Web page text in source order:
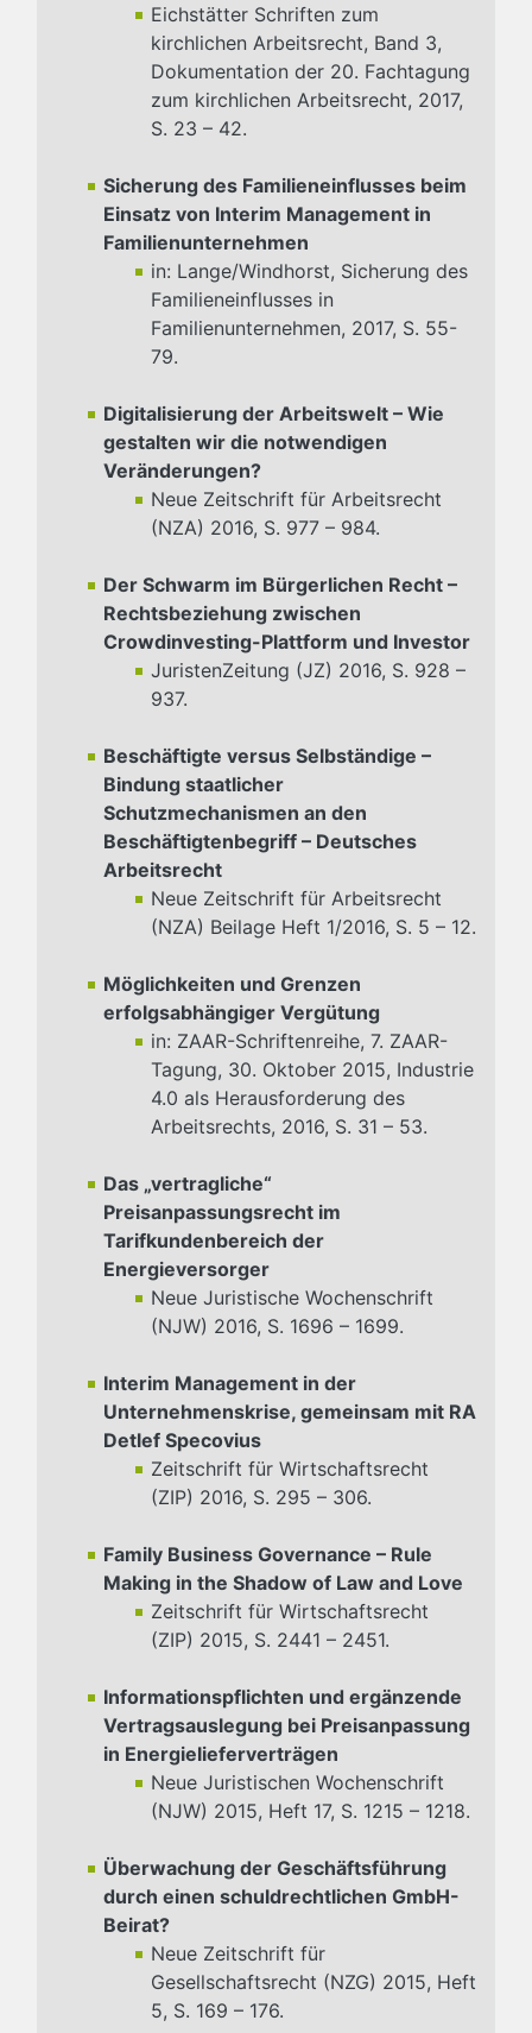
Eichstätter Schriften zum
kirchlichen Arbeitsrecht, Band 3,
Dokumentation der 20. Fachtagung
zum kirchlichen Arbeitsrecht, 2017,
S. 23 – 42.
Sicherung des Familieneinflusses beim
Einsatz von Interim Management in
Familienunternehmen
in: Lange/Windhorst, Sicherung des
Familieneinflusses in
Familienunternehmen, 2017, S. 55-
79.
Digitalisierung der Arbeitswelt – Wie
gestalten wir die notwendigen
Veränderungen?
Neue Zeitschrift für Arbeitsrecht
(NZA) 2016, S. 977 – 984.
Der Schwarm im Bürgerlichen Recht –
Rechtsbeziehung zwischen
Crowdinvesting-Plattform und Investor
JuristenZeitung (JZ) 2016, S. 928 –
937.
Beschäftigte versus Selbständige –
Bindung staatlicher
Schutzmechanismen an den
Beschäftigtenbegriff – Deutsches
Arbeitsrecht
Neue Zeitschrift für Arbeitsrecht
(NZA) Beilage Heft 1/2016, S. 5 – 12.
Möglichkeiten und Grenzen
erfolgsabhängiger Vergütung
in: ZAAR-Schriftenreihe, 7. ZAAR-
Tagung, 30. Oktober 2015, Industrie
4.0 als Herausforderung des
Arbeitsrechts, 2016, S. 31 – 53.
Das „vertragliche“
Preisanpassungsrecht im
Tarifkundenbereich der
Energieversorger
Neue Juristische Wochenschrift
(NJW) 2016, S. 1696 – 1699.
Interim Management in der
Unternehmenskrise, gemeinsam mit RA
Detlef Specovius
Zeitschrift für Wirtschaftsrecht
(ZIP) 2016, S. 295 – 306.
Family Business Governance – Rule
Making in the Shadow of Law and Love
Zeitschrift für Wirtschaftsrecht
(ZIP) 2015, S. 2441 – 2451.
Informationspflichten und ergänzende
Vertragsauslegung bei Preisanpassung
in Energielieferverträgen
Neue Juristischen Wochenschrift
(NJW) 2015, Heft 17, S. 1215 – 1218.
Überwachung der Geschäftsführung
durch einen schuldrechtlichen GmbH-
Beirat?
Neue Zeitschrift für
Gesellschaftsrecht (NZG) 2015, Heft
5, S. 169 – 176.